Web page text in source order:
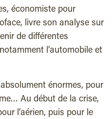
économiste pour
livre son analyse sur
de différentes
l’automobile et
énormes, pour
Au début de la crise,
l’aérien, puis pour le